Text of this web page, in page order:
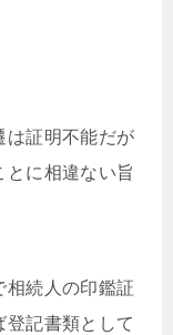
は証明不能だが
に相違ない旨
相続人の印鑑証
登記書類として